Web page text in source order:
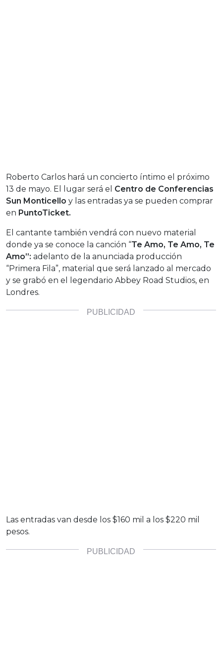
Roberto Carlos hará un concierto íntimo el próximo
13 de mayo. El lugar será el Centro de Conferencias
Sun Monticello y las entradas ya se pueden comprar
en PuntoTicket.
El cantante también vendrá con nuevo material
donde ya se conoce la canción “Te Amo, Te Amo, Te
Amo”: adelanto de la anunciada producción
“Primera Fila”, material que será lanzado al mercado
y se grabó en el legendario Abbey Road Studios, en
Londres.
Las entradas van desde los $160 mil a los $220 mil
pesos.